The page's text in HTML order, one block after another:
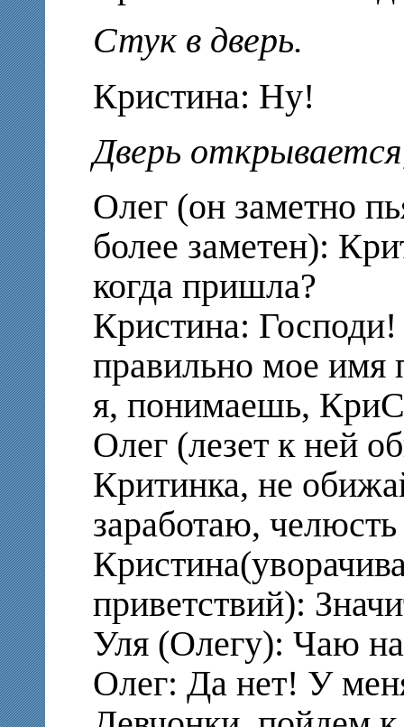
Стук в дверь.
Кристина: Ну!
Дверь
Олег (он заметно
более заметен):
когда пришла?
Кристина:
правильно мое имя
я, понимаешь,
Олег (лезет к ней
Критинка, не
заработаю,
приветствий):
Уля (Олегу): Чаю
Олег: Да нет! У